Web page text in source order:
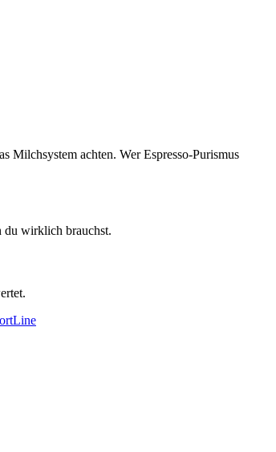
Milchsystem achten. Wer Espresso-Purismus
du wirklich brauchst.